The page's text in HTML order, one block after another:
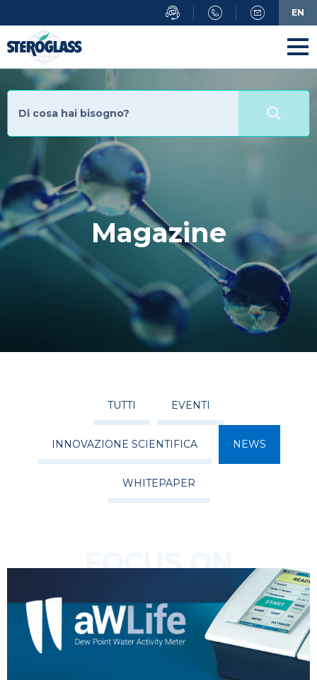
al
contenuto
principale
Magazine
TUTTI EVENTI
INNOVAZIONE SCIENTIFICA NEWS
WHITEPAPER
FOCUS ON
EN